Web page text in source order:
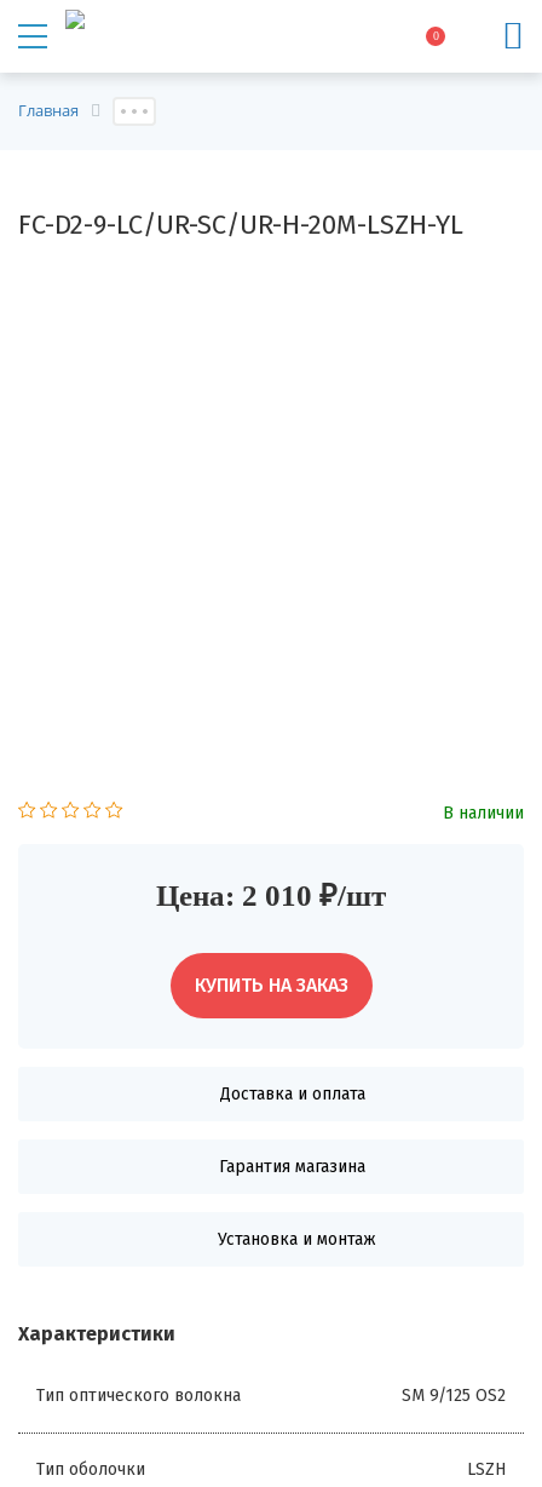
0
Главная
FC-D2-9-LC/UR-SC/UR-H-20M-LSZH-YL
В наличии
Цена: 2 010 ₽/шт
КУПИТЬ НА ЗАКАЗ
Доставка и оплата
Гарантия магазина
Установка и монтаж
Характеристики
Тип оптического волокна SM 9/125 OS2
Тип оболочки LSZH